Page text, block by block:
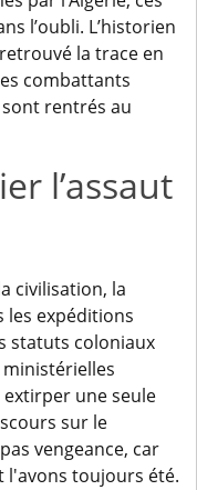
l’oubli. L’historien
la trace en
combattants
rentrés au
l’assaut
civilisation, la
les expéditions
statuts coloniaux
une seule
sur le
vengeance, car
l'avons toujours été.